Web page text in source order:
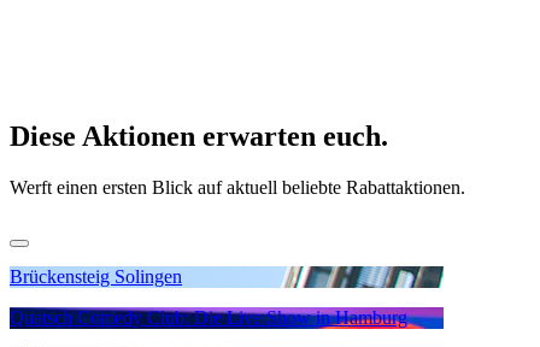
Diese Aktionen erwarten euch.
Werft einen ersten Blick auf aktuell beliebte Rabattaktionen.
Brückensteig Solingen
Quatsch Comedy Club: Die Live Show in Hamburg